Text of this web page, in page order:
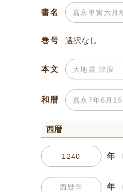
書名
巻号
本文
和暦
西暦
年
年